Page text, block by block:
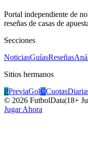
Portal independiente de
reseñas de casas de
Secciones
NoticiasGuíasReseñas
Sitios hermanos
PPreviaGolC
© 2026 FutbolData|18+
Jugar Ahora